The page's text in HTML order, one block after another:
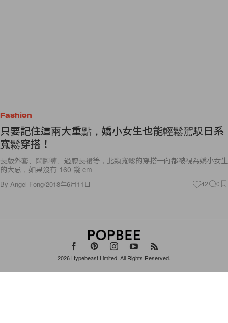
Fashion
只要記住這兩大重點，嬌小女生也能輕鬆駕馭日系
寬鬆穿搭！
長版外套、闊腳褲、過膝長裙等，此類寬鬆的穿搭一向都被視為嬌小女生
的大忌，如果沒有 160 幾 cm
By Angel Fong/2018年6月11日 42 0
2026 Hypebeast Limited. All Rights Reserved.